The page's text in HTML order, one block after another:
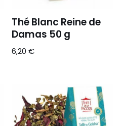
Thé Blanc Reine de
Damas 50 g
6,20€